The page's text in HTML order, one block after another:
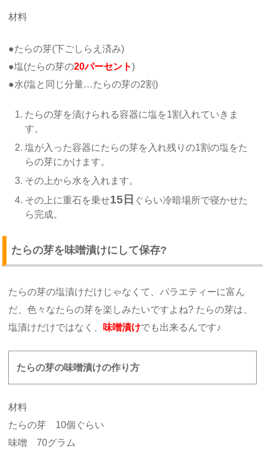
材料
●たらの芽(下ごしらえ済み)
●塩(たらの芽の20パーセント)
●水(塩と同じ分量…たらの芽の2割)
たらの芽を漬けられる容器に塩を1割入れていきま
す。
塩が入った容器にたらの芽を入れ残りの1割の塩をた
らの芽にかけます。
その上から水を入れます。
その上に重石を乗せ15日 ぐらい冷暗場所で寝かせた
ら完成。
たらの芽を味噌漬けにして保存?
たらの芽の塩漬けだけじゃなくて、バラエティーに富ん
だ、色々なたらの芽を楽しみたいですよね? たらの芽は、
塩漬けだけではなく、 味噌漬けでも出来るんです♪
たらの芽の味噌漬けの作り方
材料
たらの芽 10個ぐらい
味噌 70グラム